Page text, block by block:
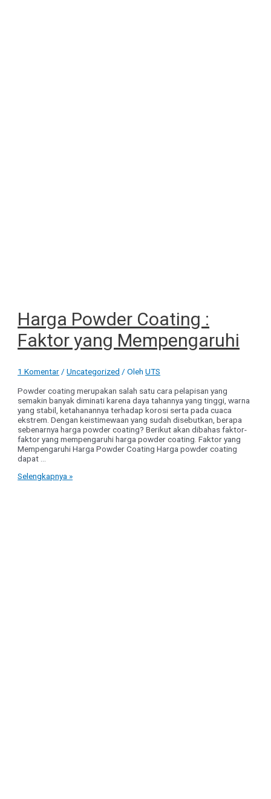
Harga Powder Coating :
Faktor yang Mempengaruhi
1 Komentar /Uncategorized / OlehUTS
Powder coating merupakan salah satu cara pelapisan yang
semakin banyak diminati karena daya tahannya yang tinggi, warna
yang stabil, ketahanannya terhadap korosi serta pada cuaca
ekstrem. Dengan keistimewaan yang sudah disebutkan, berapa
sebenarnya harga powder coating? Berikut akan dibahas faktor-
faktor yang mempengaruhi harga powder coating. Faktor yang
Mempengaruhi Harga Powder Coating Harga powder coating
dapat …
Harga
Selengkapnya »